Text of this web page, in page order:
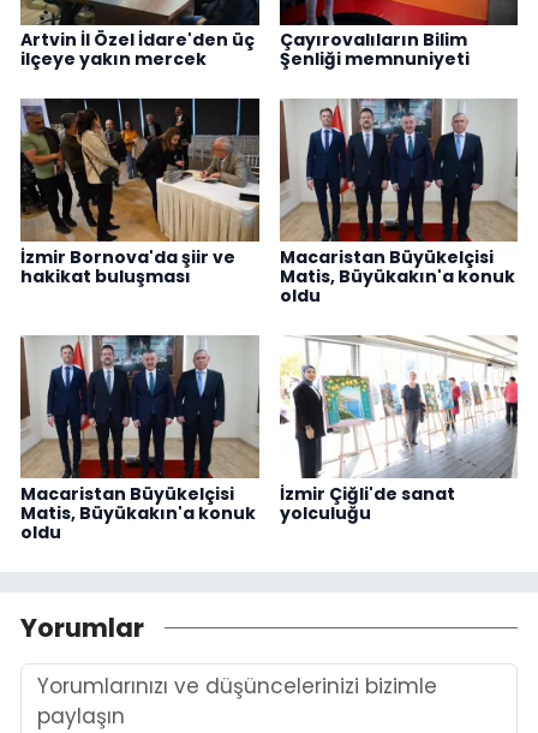
Artvin İl Özel İdare'den üç
ilçeye yakın mercek
Çayırovalıların Bilim
Şenliği memnuniyeti
İzmir Bornova'da şiir ve
hakikat buluşması
Macaristan Büyükelçisi
Matis, Büyükakın'a konuk
oldu
Macaristan Büyükelçisi
Matis, Büyükakın'a konuk
oldu
İzmir Çiğli'de sanat
yolculuğu
Yorumlar